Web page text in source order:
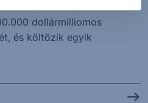
dollármilliomos
és költözik egyik